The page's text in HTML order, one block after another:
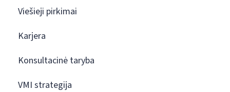
Viešieji pirkimai
Karjera
Konsultacinė taryba
VMI strategija